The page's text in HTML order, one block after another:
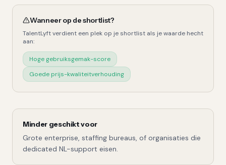
Wanneer op de shortlist?
TalentLyftverdient een plek op je shortlist als je waarde hecht
aan:
Hoge gebruiksgemak-score
Goede prijs-kwaliteitverhouding
Minder geschikt voor
Grote enterprise, staffing bureaus, of organisaties die
dedicated NL-support eisen.